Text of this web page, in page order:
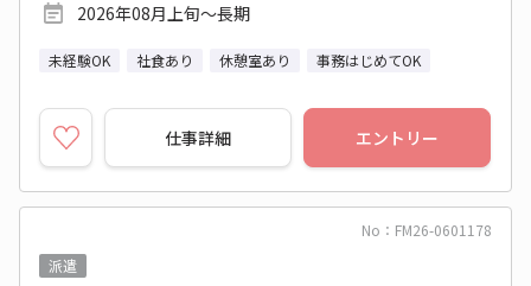
2026年08月上旬～長期
未経験OK 社食あり 休憩室あり 事務はじめてOK
仕事詳細 エントリー
No：FM26-0601178
派遣